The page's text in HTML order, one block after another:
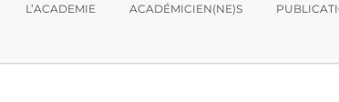
L’ACADEMIE ACADÉMICIEN(NE)S
Le Ponant, 19